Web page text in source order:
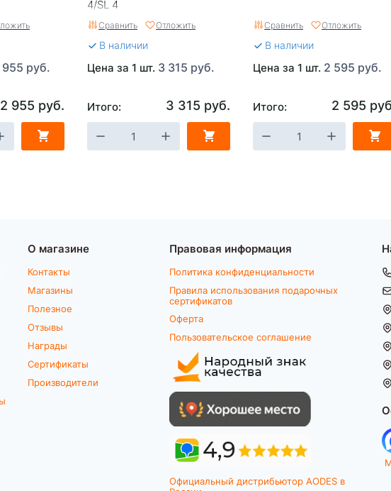
955 руб.
2 955 руб.
4/SL 4
Сравнить Отложить
В наличии
Цена за 1 шт. 3 315 руб.
Итого: 3 315 руб.
Сравнить Отложить
В наличии
Цена за 1 шт. 2 595 руб.
Итого: 2 595
О магазине
Контакты
Магазины
Полезное
Отзывы
Награды
Сертификаты
Производители
Правовая информация
Политика конфиденциальности
Правила использования подарочных
сертификатов
Оферта
Пользовательское соглашение
Официальный дистрибьютор AODES в